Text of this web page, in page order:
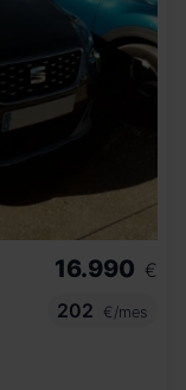
16.990 €
202
€/mes